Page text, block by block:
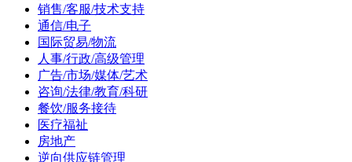
销售/客服/技术支持
通信/电子
国际贸易/物流
人事/行政/高级管理
广告/市场/媒体/艺术
咨询/法律/教育/科研
餐饮/服务接待
医疗福祉
房地产
逆向供应链管理